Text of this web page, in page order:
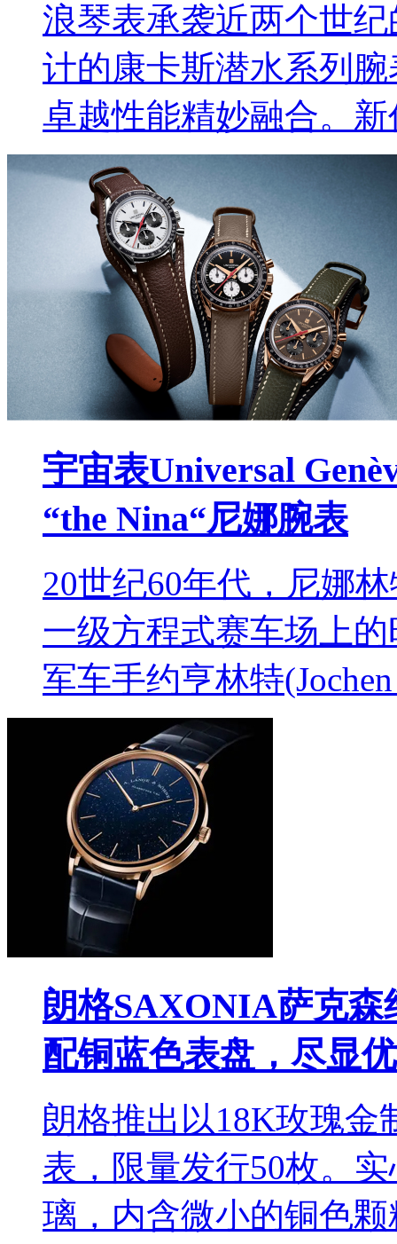
浪琴表承袭近两个世
计的康卡斯潜水系列
卓越性能精妙融合。新
宇宙表Universal
“the Nina“尼娜腕表
20世纪60年代，尼娜
一级方程式赛车场上
军车手约亨林特
朗格SAXONIA萨克森
配铜蓝色表盘，尽显
朗格推出以18K玫瑰金
表，限量发行50枚。
璃，内含微小的铜色